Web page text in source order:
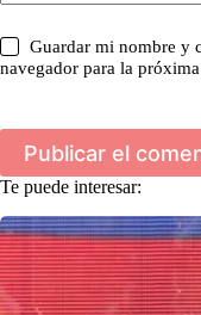
Guardar mi nombre y
navegador para la
Publicar el
Te puede interesar: